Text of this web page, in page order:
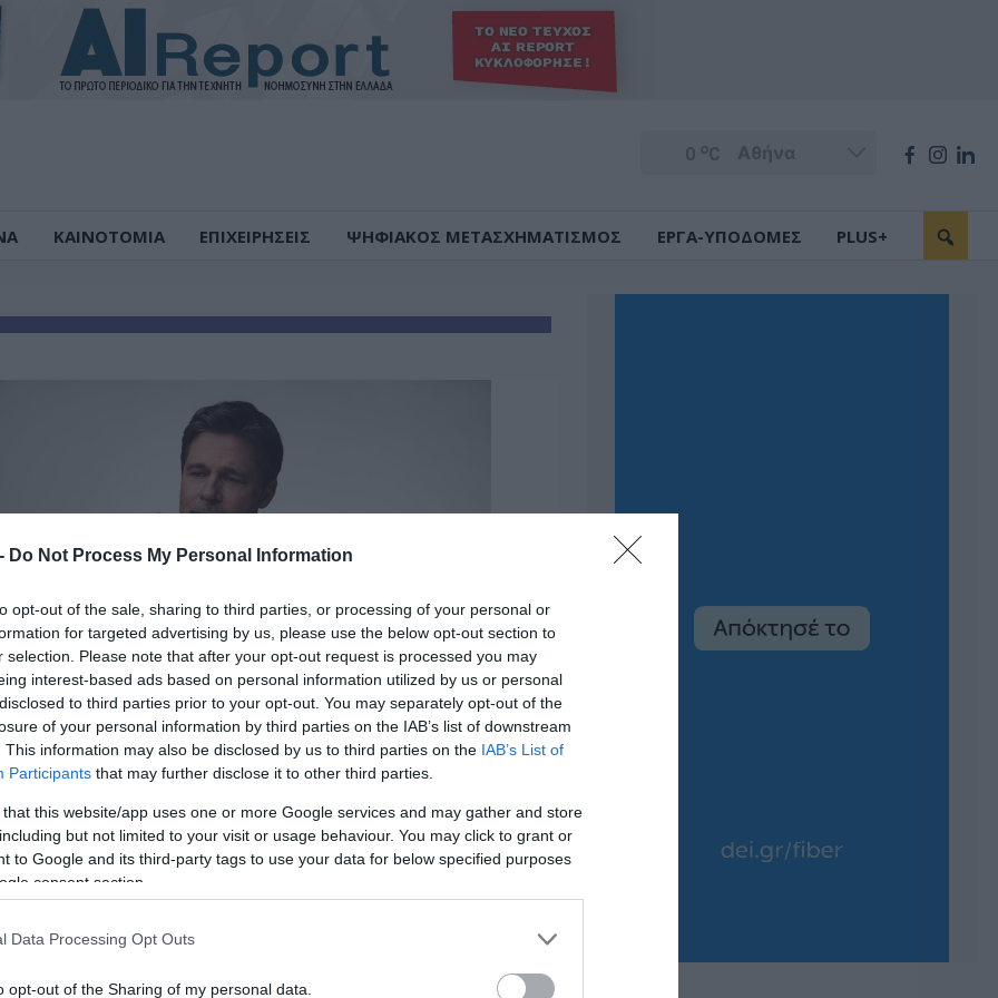
Do Not Process My Personal Information
opt-out of the sale, sharing to third parties, or processing of your personal or
for targeted advertising by us, please use the below opt-out section to
selection. Please note that after your opt-out request is processed you may
interest-based ads based on personal information utilized by us or personal
to third parties prior to your opt-out. You may separately opt-out of the
of your personal information by third parties on the IAB’s list of downstream
This information may also be disclosed by us to third parties on the IAB’s List of
Participants that may further disclose it to other third parties.
that this website/app uses one or more Google services and may gather and store
but not limited to your visit or usage behaviour. You may click to grant or
to Google and its third-party tags to use your data for below specified purposes
consent section.
Data Processing Opt Outs
opt-out of the Sharing of my personal data.
0 oC
ΚΑΙΝΟΤΟΜΙΑ ΕΠΙΧΕΙΡΗΣΕΙΣ ΨΗΦΙΑΚΟΣ ΜΕΤΑΣΧΗΜΑΤΙΣΜΟΣ ΕΡΓΑ-ΥΠΟΔΟΜΕΣ PLUS+